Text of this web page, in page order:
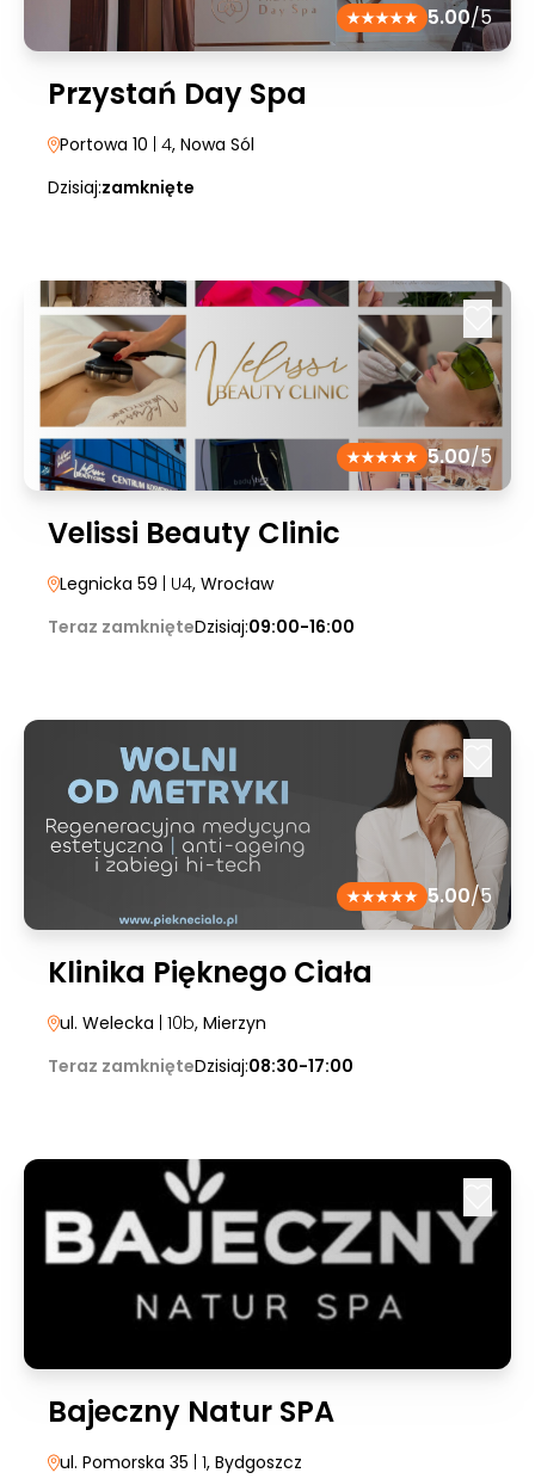
5.00/5
Przystań Day Spa
Portowa 10 | 4, Nowa Sól
Dzisiaj:zamknięte
5.00/5
Velissi Beauty Clinic
Legnicka 59 | U4, Wrocław
Teraz zamknięteDzisiaj:09:00-16:00
5.00/5
Klinika Pięknego Ciała
ul. Welecka | 10b, Mierzyn
Teraz zamknięteDzisiaj:08:30-17:00
Bajeczny Natur SPA
ul. Pomorska 35 | 1, Bydgoszcz